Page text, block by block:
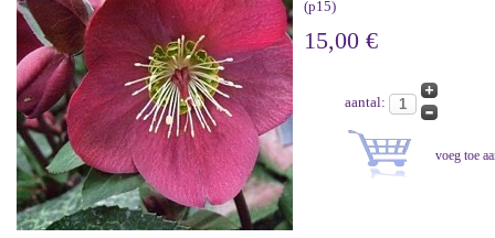
(p15)
15,00 €
aantal: